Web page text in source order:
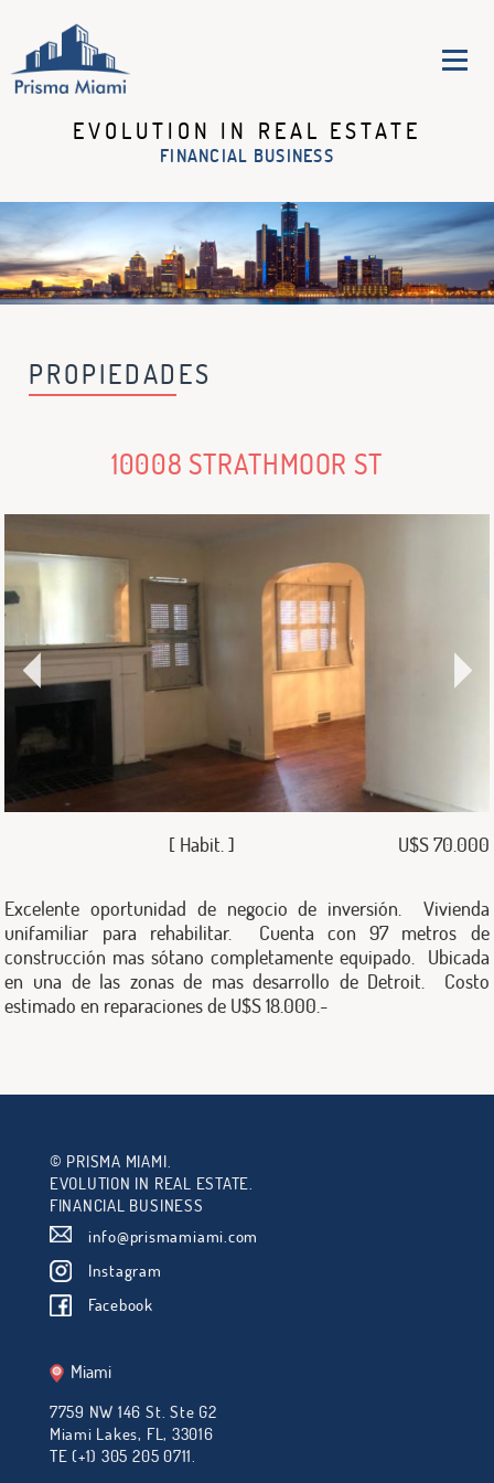
LA EMPRESA
PROPIEDADES
OPORTUNIDADES
NOTICIAS
PREGUNTAS
FRECUENTES
EVOLUTION IN REAL ESTATE
FINANCIAL BUSINESS
PROPIEDADES
10008 STRATHMOOR ST
[ Habit. ] U$S 70.000
Excelente oportunidad de negocio de inversión. Vivienda
unifamiliar para rehabilitar. Cuenta con 97 metros de
construcción mas sótano completamente equipado. Ubicada
en una de las zonas de mas desarrollo de Detroit. Costo
estimado en reparaciones de U$S 18.000.-
© PRISMA MIAMI.
EVOLUTION IN REAL ESTATE.
FINANCIAL BUSINESS
info@prismamiami.com
Instagram
Facebook
Miami
7759 NW 146 St. Ste G2
Miami Lakes, FL, 33016
TE (+1) 305 205 0711.